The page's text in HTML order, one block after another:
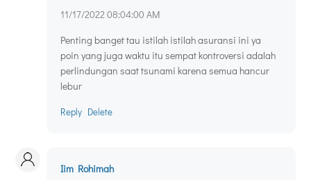
11/17/2022 08:04:00 AM
Penting banget tau istilah istilah asuransi ini ya
poin yang juga waktu itu sempat kontroversi adalah
perlindungan saat tsunami karena semua hancur
lebur
Reply Delete
Iim Rohimah